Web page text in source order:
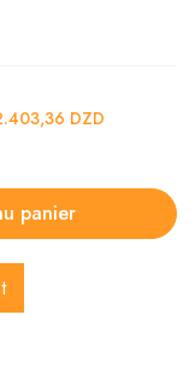
DZD
panier